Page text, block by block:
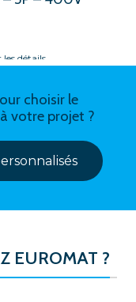
les détails
choisir le
votre projet ?
EUROMAT ?